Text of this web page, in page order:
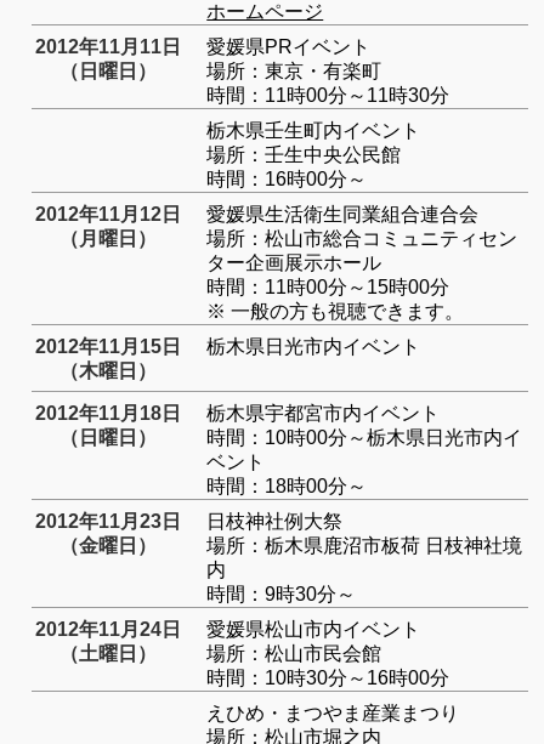
ホームページ
2012年11月11日
（日曜日）
愛媛県PRイベント
場所：東京・有楽町
時間：11時00分～11時30分
栃木県壬生町内イベント
場所：壬生中央公民館
時間：16時00分～
2012年11月12日
（月曜日）
愛媛県生活衛生同業組合連合会
場所：松山市総合コミュニティセン
ター企画展示ホール
時間：11時00分～15時00分
※ 一般の方も視聴できます。
2012年11月15日
（木曜日）
栃木県日光市内イベント
2012年11月18日
（日曜日）
栃木県宇都宮市内イベント
時間：10時00分～栃木県日光市内イ
ベント
時間：18時00分～
2012年11月23日
（金曜日）
日枝神社例大祭
場所：栃木県鹿沼市板荷 日枝神社境
内
時間：9時30分～
2012年11月24日
（土曜日）
愛媛県松山市内イベント
場所：松山市民会館
時間：10時30分～16時00分
えひめ・まつやま産業まつり
場所：松山市堀之内